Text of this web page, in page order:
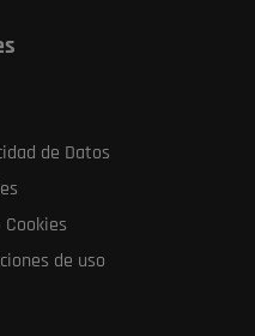
de Datos
Cookies
de uso